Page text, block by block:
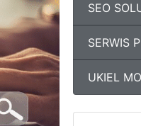
SEO
SERWIS
UKIEL